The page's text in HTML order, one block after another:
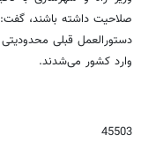
صلاحیت داشته باشند، گفت:
وارد کشور می‌شدند.
45503